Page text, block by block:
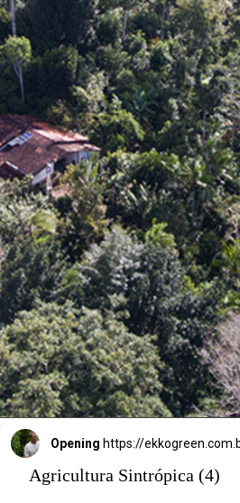
Conseguiu
após muitos
anos de
extração e
queimadas.
Opening
Agricultura Sintrópica (4)